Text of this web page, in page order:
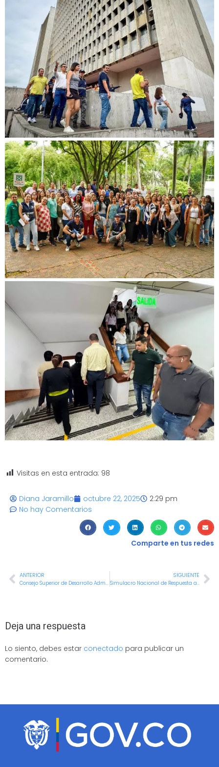
Visitas en esta entrada: 98
Diana Jaramillo octubre 22, 2025
2:29 pm
No hay Comentarios
Comparte en tus redes
ANTERIOR
Consejo Superior de Desarrollo Administrativo aprueba la actualización de la Matriz de Activos de Información 2024–2025
SIGUIENTE
Simulacro Nacional de Respuesta a Emergencias 2025 permitirá detectar oportunidades de mejora
Deja una respuesta
Lo siento, debes estar conectado para publicar un
comentario.